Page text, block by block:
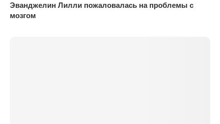
Эванджелин Лилли пожаловалась на проблемы с
мозгом